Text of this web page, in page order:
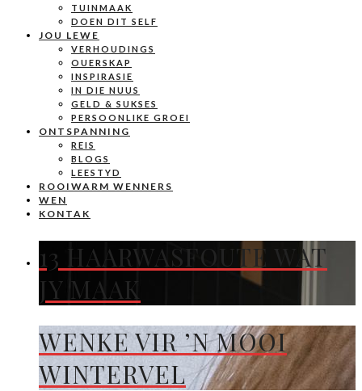
TUINMAAK
DOEN DIT SELF
JOU LEWE
VERHOUDINGS
OUERSKAP
INSPIRASIE
IN DIE NUUS
GELD & SUKSES
PERSOONLIKE GROEI
ONTSPANNING
REIS
BLOGS
LEESTYD
ROOIWARM WENNERS
WEN
KONTAK
13 HAARWASFOUTE WAT
JY MAAK
WENKE VIR ’N MOOI
WINTERVEL